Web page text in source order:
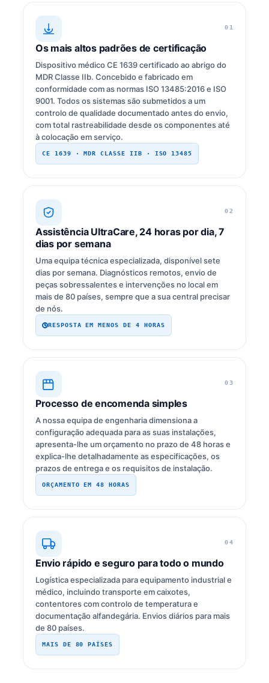
01
Os mais altos padrões de certificação
Dispositivo médico CE 1639 certificado ao abrigo do
MDR Classe IIb. Concebido e fabricado em
conformidade com as normas ISO 13485:2016 e ISO
9001. Todos os sistemas são submetidos a um
controlo de qualidade documentado antes do envio,
com total rastreabilidade desde os componentes até
à colocação em serviço.
CE 1639 · MDR CLASSE IIB · ISO 13485
02
Assistência UltraCare, 24 horas por dia, 7
dias por semana
Uma equipa técnica especializada, disponível sete
dias por semana. Diagnósticos remotos, envio de
peças sobressalentes e intervenções no local em
mais de 80 países, sempre que a sua central precisar
de nós.
RESPOSTA EM MENOS DE 4 HORAS
03
Processo de encomenda simples
A nossa equipa de engenharia dimensiona a
configuração adequada para as suas instalações,
apresenta-lhe um orçamento no prazo de 48 horas e
explica-lhe detalhadamente as especificações, os
prazos de entrega e os requisitos de instalação.
ORÇAMENTO EM 48 HORAS
04
Envio rápido e seguro para todo o mundo
Logística especializada para equipamento industrial e
médico, incluindo transporte em caixotes,
contentores com controlo de temperatura e
documentação alfandegária. Envios diários para mais
de 80 países.
MAIS DE 80 PAÍSES